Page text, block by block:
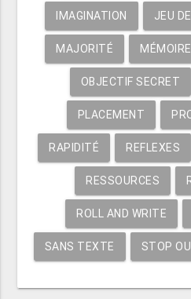
IMAGINATION JEU
MAJORITÉ MÉMOIRE
OBJECTIF SECRET
PLACEMENT
RAPIDITÉ REFLEXES
RESSOURCES
ROLL AND WRITE
SANS TEXTE STOP